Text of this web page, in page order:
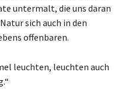
untermalt, die uns daran
sich auch in den
offenbaren.
leuchten, leuchten auch